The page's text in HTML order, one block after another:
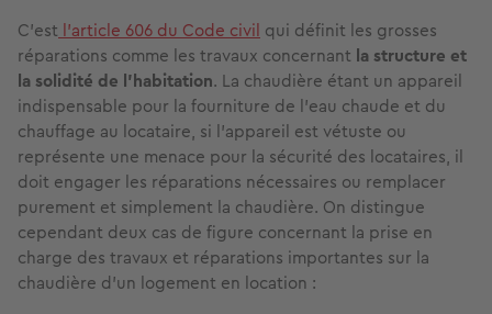
C’est l’article 606 du Code civil qui définit les grosses
réparations comme les travaux concernant la structure et
la solidité de l’habitation. La chaudière étant un appareil
indispensable pour la fourniture de l’eau chaude et du
chauffage au locataire, si l’appareil est vétuste ou
représente une menace pour la sécurité des locataires, il
doit engager les réparations nécessaires ou remplacer
purement et simplement la chaudière. On distingue
cependant deux cas de figure concernant la prise en
charge des travaux et réparations importantes sur la
chaudière d’un logement en location :